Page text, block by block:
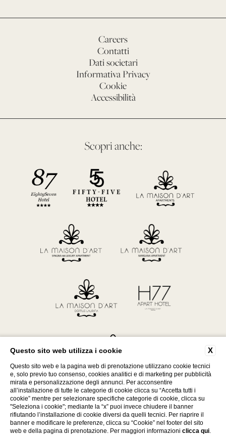
Careers
Contatti
Dati societari
Informativa Privacy
Cookie
Accessibilità
Scopri anche:
WEBSITE BY BLASTNESS
P. Iva 15472651007
X
Questo sito web utilizza i cookie
Questo sito web e la pagina web di prenotazione utilizzano cookie tecnici
e, solo previo tuo consenso, cookies analitici e di marketing per pubblicità
mirata e personalizzazione degli annunci. Per acconsentire
all’installazione di tutte le categorie di cookie clicca su “Accetta tutti i
cookie” mentre per selezionare specifiche categorie di cookie, clicca su
"Seleziona i cookie"; mediante la “x” puoi invece chiudere il banner
rifiutando l’installazione di cookie diversi da quelli tecnici. Per riaprire il
banner e modificare le preferenze, clicca su “Cookie” nel footer del sito
web e della pagina di prenotazione. Per maggiori informazioni clicca qui.